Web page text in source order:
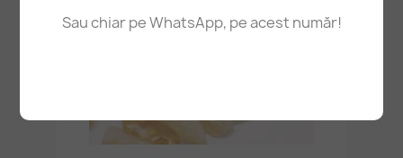
Sau chiar pe WhatsApp, pe acest număr!